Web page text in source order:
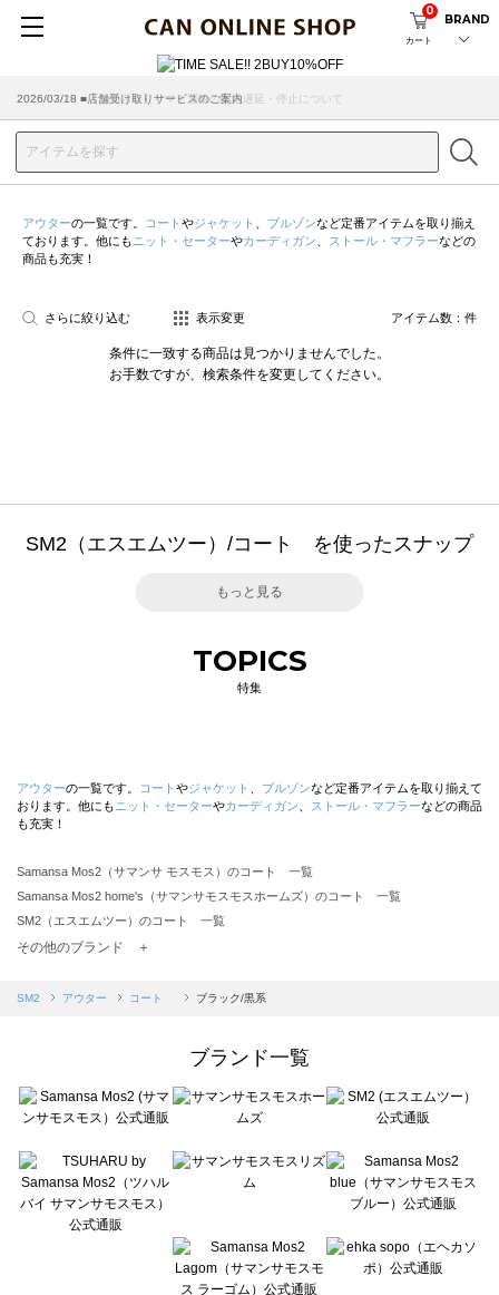
カート
0
BRAND
2026/07/29 ■【お知らせ】ヤマト運輸の配送遅延・停止について
2026/03/18 ■店舗受け取りサービスのご案内
アウターの一覧です。 コート やジャケット ブルゾンなど定番アイテムを取り揃え
ております。他にも ニット・セーターやカーディガン ストール・マフラーなどの
商品も充実！
さらに絞り込む 表示変更 アイテム数： 件
条件に一致する商品は見つかりませんでした。
お手数ですが、検索条件を変更してください。
SM2（エスエムツー）/コート を使ったスナップ
もっと見る
TOPICS
特集
アウターの一覧です。 コート やジャケット ブルゾンなど定番アイテムを取り揃えて
おります。他にも ニット・セーターやカーディガン ストール・マフラーなどの商品
も充実！
Samansa Mos2（サマンサ モスモス）のコート 一覧
Samansa Mos2 home's（サマンサモスモスホームズ）のコート 一覧
SM2（エスエムツー）のコート 一覧
TSUHARU by Samansa Mos2（ツハルバイサマンサモスモス）のコート 一覧
Samansa Mos2 blue（サマンサモスモス ブルー）のコート 一覧
sō4ū（ソウフォーユー）のコート 一覧
Te chichi（テチチ）のコート 一覧
Te chichi CLASSIC（テチチ クラシック）のコート 一覧
Lugnoncure（ルノンキュール）のコート 一覧
BETTY'S BLUE（べティーズブルー）のコート 一覧
Wpc.（ワールドパーティー）のコート 一覧
その他のブランド ＋
SM2 アウター コート ブラック/黒系
ブランド一覧